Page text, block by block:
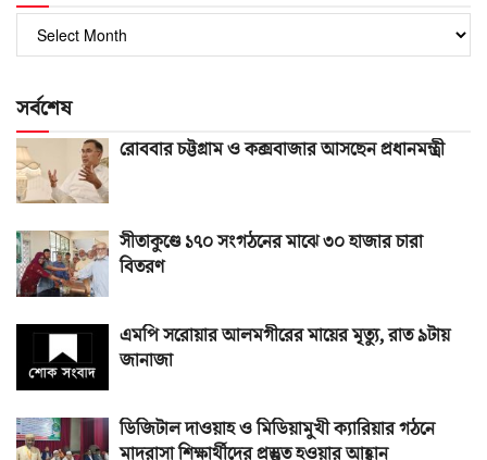
সংখ্যা
সর্বশেষ
রোববার চট্টগ্রাম ও কক্সবাজার আসছেন প্রধানমন্ত্রী
সীতাকুণ্ডে ১৭০ সংগঠনের মাঝে ৩০ হাজার চারা
বিতরণ
এমপি সরোয়ার আলমগীরের মায়ের মৃত্যু, রাত ৯টায়
জানাজা
ডিজিটাল দাওয়াহ ও মিডিয়ামুখী ক্যারিয়ার গঠনে
মাদরাসা শিক্ষার্থীদের প্রস্তুত হওয়ার আহ্বান